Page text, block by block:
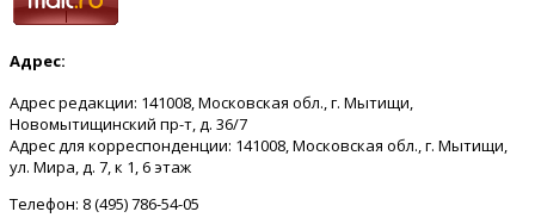
Адрес:
Адрес редакции: 141008, Московская обл., г. Мытищи,
Новомытищинский пр-т, д. 36/7
Адрес для корреспонденции: 141008, Московская обл., г. Мытищи,
ул. Мира, д. 7, к 1, 6 этаж
Телефон: 8 (495) 786-54-05